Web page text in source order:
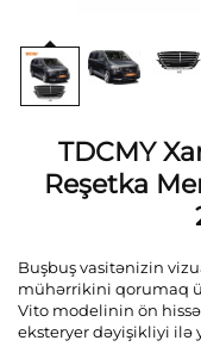
TDCMY
Reşetka
Buşbuş vasitənizin
mühərrikini qorumaq
Vito modelinin ön
eksteryer dəyişikliyi ilə